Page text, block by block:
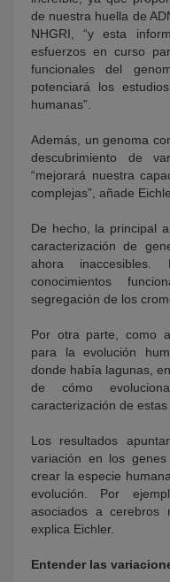
de nuestra huella de
NHGRI, “y esta
esfuerzos en curso
funcionales del
potenciará los
humanas”.
Además, un genoma
descubrimiento de
“mejorará nuestra
complejas”, añade
De hecho, la principal
caracterización de
ahora inaccesibles.
conocimientos
segregación de los
Por otra parte, como
para la evolución
donde había lagunas,
de cómo
caracterización de estas
Los resultados
variación en los
crear la especie
evolución. Por
asociados a cerebros
explica Eichler.
Entender las